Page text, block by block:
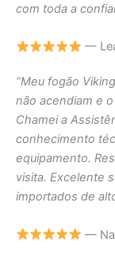
com toda a
—
“Meu fogão
não acendiam e
Chamei a
conhecimento
equipamento.
visita. Excelente
importados de
—